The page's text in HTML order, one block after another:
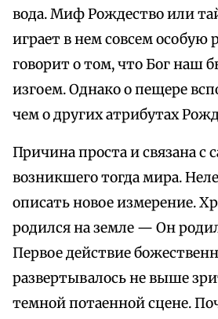
вода. Миф Рождество или
играет в нем совсем особую
говорит о том, что Бог наш
изгоем. Однако о пещере
чем о других атрибутах
Причина проста и связана с
возникшего тогда мира.
описать новое измерение.
родился на земле — Он
Первое действие
развертывалось не выше
темной потаенной сцене.